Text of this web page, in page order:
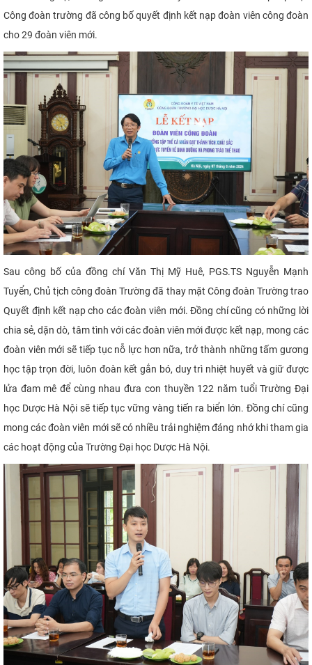
Công đoàn trường đã công bố quyết định kết nạp đoàn viên công đoàn
cho 29 đoàn viên mới.
Sau công bố của đồng chí Văn Thị Mỹ Huê, PGS.TS Nguyễn Mạnh
Tuyển, Chủ tịch công đoàn Trường đã thay mặt Công đoàn Trường trao
Quyết định kết nạp cho các đoàn viên mới. Đồng chí cũng có những lời
chia sẻ, dặn dò, tâm tình với các đoàn viên mới được kết nạp, mong các
đoàn viên mới sẽ tiếp tục nỗ lực hơn nữa, trở thành những tấm gương
học tập trọn đời, luôn đoàn kết gắn bó, duy trì nhiệt huyết và giữ được
lửa đam mê để cùng nhau đưa con thuyền 122 năm tuổi Trường Đại
học Dược Hà Nội sẽ tiếp tục vững vàng tiến ra biển lớn. Đồng chí cũng
mong các đoàn viên mới sẽ có nhiều trải nghiệm đáng nhớ khi tham gia
các hoạt động của Trường Đại học Dược Hà Nội.